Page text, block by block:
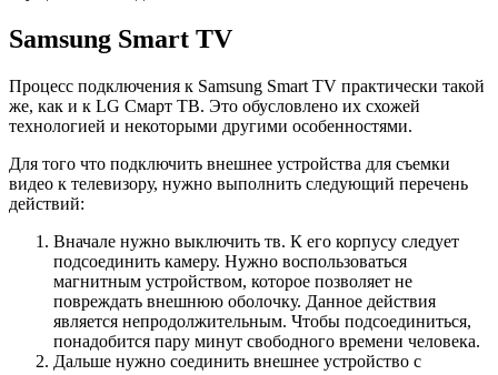
Samsung Smart TV
Процесс подключения к Samsung Smart TV практически такой
же, как и к LG Смарт ТВ. Это обусловлено их схожей
технологией и некоторыми другими особенностями.
Для того что подключить внешнее устройства для съемки
видео к телевизору, нужно выполнить следующий перечень
действий:
Вначале нужно выключить тв. К его корпусу следует
подсоединить камеру. Нужно воспользоваться
магнитным устройством, которое позволяет не
повреждать внешнюю оболочку. Данное действия
является непродолжительным. Чтобы подсоединиться,
понадобится пару минут свободного времени человека.
Дальше нужно соединить внешнее устройство с